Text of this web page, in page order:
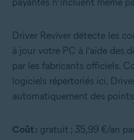
Driver Reviver détecte les
à jour votre PC à l’aide des
par les fabricants officiels.
logiciels répertoriés ici,
automatiquement des
Coût : gratuit ; 35,99 €/an